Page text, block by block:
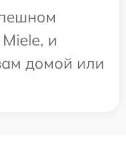
и
домой или